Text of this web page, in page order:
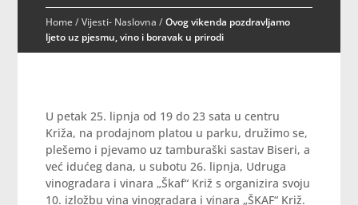
Home/Vijesti- Naslovna /Ovog vikenda pozdravljamo
ljeto uz pjesmu, vino i boravak u prirodi
U petak 25. lipnja od 19 do 23 sata u centru
Križa, na prodajnom platou u parku, družimo se,
plešemo i pjevamo uz tamburaški sastav Biseri, a
već idućeg dana, u subotu 26. lipnja, Udruga
vinogradara i vinara „Škaf“ Križ s organizira svoju
10. izložbu vina vinogradara i vinara „ŠKAF“ Križ.